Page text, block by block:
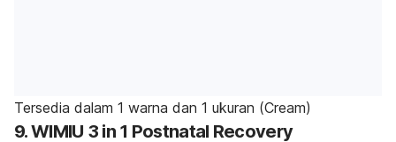
Tersedia dalam 1 warna dan 1 ukuran (Cream)
9. WIMIU 3 in 1 Postnatal Recovery